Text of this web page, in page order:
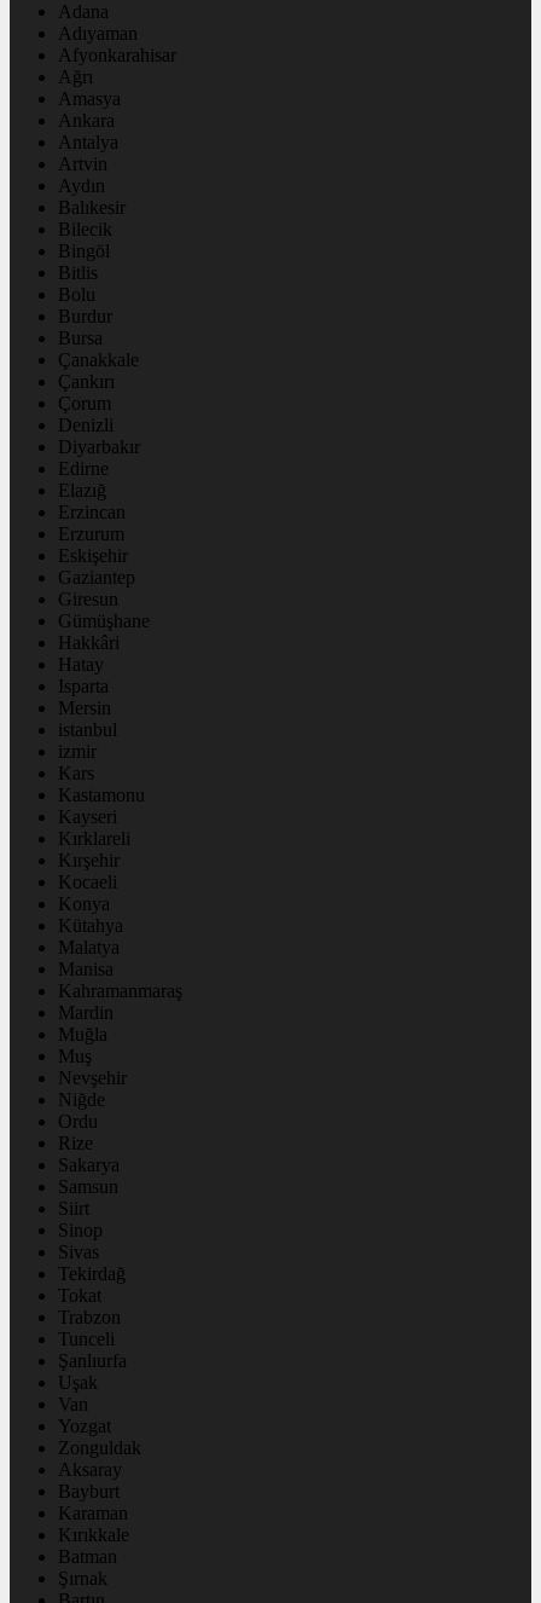
Adana
Adıyaman
Afyonkarahisar
Ağrı
Amasya
Ankara
Antalya
Artvin
Aydın
Balıkesir
Bilecik
Bingöl
Bitlis
Bolu
Burdur
Bursa
Çanakkale
Çankırı
Çorum
Denizli
Diyarbakır
Edirne
Elazığ
Erzincan
Erzurum
Eskişehir
Gaziantep
Giresun
Gümüşhane
Hakkâri
Hatay
Isparta
Mersin
istanbul
izmir
Kars
Kastamonu
Kayseri
Kırklareli
Kırşehir
Kocaeli
Konya
Kütahya
Malatya
Manisa
Kahramanmaraş
Mardin
Muğla
Muş
Nevşehir
Niğde
Ordu
Rize
Sakarya
Samsun
Siirt
Sinop
Sivas
Tekirdağ
Tokat
Trabzon
Tunceli
Şanlıurfa
Uşak
Van
Yozgat
Zonguldak
Aksaray
Bayburt
Karaman
Kırıkkale
Batman
Şırnak